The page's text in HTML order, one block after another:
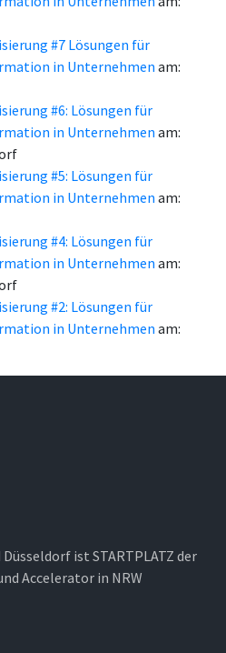
#7 Lösungen für
in Unternehmen am:
#6: Lösungen für
in Unternehmen am:
#5: Lösungen für
in Unternehmen am:
#4: Lösungen für
in Unternehmen am:
#2: Lösungen für
in Unternehmen am:
ist STARTPLATZ der
Accelerator in NRW